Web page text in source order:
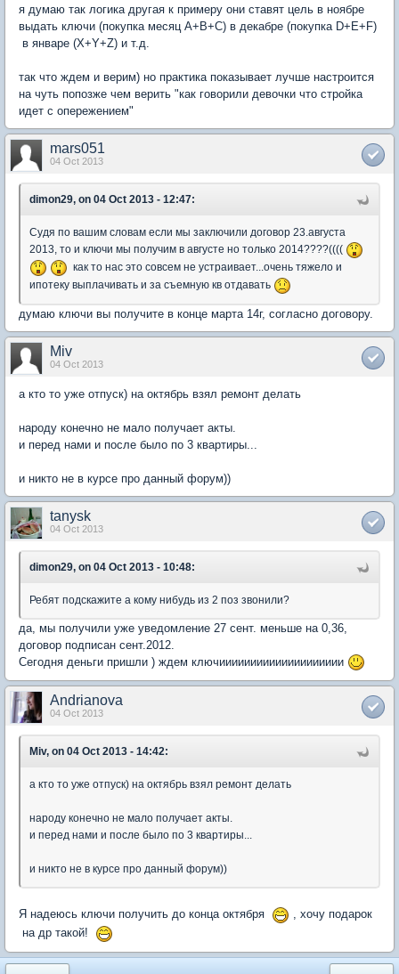
я думаю так логика другая к примеру они ставят цель в ноябре
выдать ключи (покупка месяц A+B+C) в декабре (покупка D+E+F)
в январе (X+Y+Z) и т.д.
так что ждем и верим) но практика показывает лучше настроится
на чуть попозже чем верить "как говорили девочки что стройка
идет с опережением"
mars051
04 Oct 2013
dimon29, on 04 Oct 2013 - 12:47:
Судя по вашим словам если мы заключили договор 23.августа
2013, то и ключи мы получим в августе но только 2014????((((
как то нас это совсем не устраивает...очень тяжело и
ипотеку выплачивать и за съемную кв отдавать
думаю ключи вы получите в конце марта 14г, согласно договору.
Miv
04 Oct 2013
а кто то уже отпуск) на октябрь взял ремонт делать
народу конечно не мало получает акты.
и перед нами и после было по 3 квартиры...
и никто не в курсе про данный форум))
tanysk
04 Oct 2013
dimon29, on 04 Oct 2013 - 10:48:
Ребят подскажите а кому нибудь из 2 поз звонили?
да, мы получили уже уведомление 27 сент. меньше на 0,36,
договор подписан сент.2012.
Сегодня деньги пришли ) ждем ключииииииииииииииииииии
Andrianova
04 Oct 2013
Miv, on 04 Oct 2013 - 14:42:
а кто то уже отпуск) на октябрь взял ремонт делать
народу конечно не мало получает акты.
и перед нами и после было по 3 квартиры...
и никто не в курсе про данный форум))
Я надеюсь ключи получить до конца октября
, хочу подарок
на др такой!